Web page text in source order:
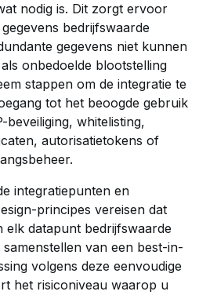
nodig is. Dit zorgt ervoor
bedrijfswaarde
gegevens niet kunnen
onbedoelde blootstelling
stappen om de integratie te
tot het beoogde gebruik
beveiliging, whitelisting,
autorisatietokens of
integratiepunten en
principes vereisen dat
elk datapunt bedrijfswaarde
van een best-in-
volgens deze eenvoudige
het risiconiveau waarop u